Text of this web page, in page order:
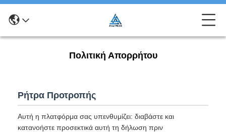
Πολιτική Απορρήτου
Ρήτρα Προτροπής
Αυτή η πλατφόρμα σας υπενθυμίζει: διαβάστε και
κατανοήστε προσεκτικά αυτή τη δήλωση πριν